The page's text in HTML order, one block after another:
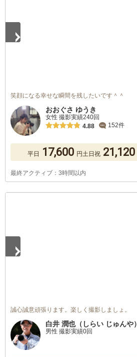
笑顔になる幸せな瞬間を残したいです＾＾
おおぐさ ゆうき
女性 撮影実績240回
4.88
152件
平日 17,600 円土日祝 21,120
最終アクティブ：3時間以内
誠心誠意頑張ります。楽しく撮影しましょ。
白井 潤也（しらい じゅんや）
男性 撮影実績0回